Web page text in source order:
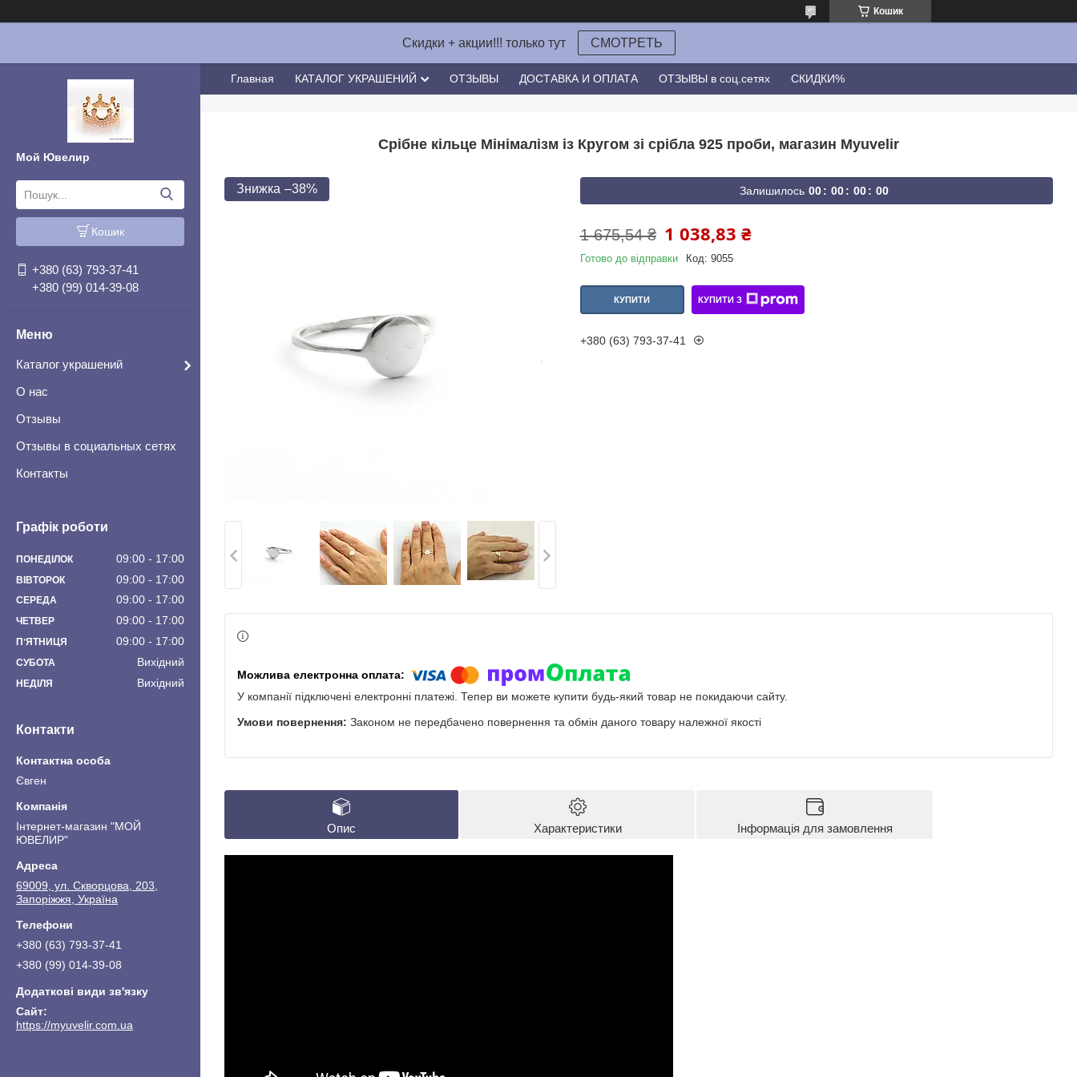
Кошик
Скидки + акции!!! только тут СМОТРЕТЬ
Мой Ювелир
Кошик
+380 (63) 793-37-41
+380 (99) 014-39-08
Каталог украшений
О нас
Отзывы
Отзывы в социальных сетях
Контакты
Графік роботи
ПОНЕДІЛОК 09:00 17:00
ВІВТОРОК 09:00 17:00
СЕРЕДА 09:00 17:00
ЧЕТВЕР 09:00 17:00
ПʼЯТНИЦЯ 09:00 17:00
СУБОТА Вихідний
НЕДІЛЯ Вихідний
Контакти
Євген
Інтернет-магазин "МОЙ
ЮВЕЛИР"
69009, ул. Скворцова, 203,
Запоріжжя, Україна
+380 (63) 793-37-41
+380 (99) 014-39-08
https://myuvelir.com.ua
Главная КАТАЛОГ УКРАШЕНИЙ ОТЗЫВЫ ДОСТАВКА И ОПЛАТА ОТЗЫВЫ в соц.сетях СКИДКИ%
Срібне кільце Мінімалізм із Кругом зі срібла 925 проби, магазин Myuvelir
–38% Залишилось 00 00 00 00
1 675,54 ₴ 1 038,83 ₴
Готово до відправки Код: 9055
КУПИТИ КУПИТИ З
+380 (63) 793-37-41
У компанії підключені електронні платежі. Тепер ви можете купити будь-який товар не покидаючи сайту.
Законом не передбачено повернення та обмін даного товару належної якості
Опис Характеристики Інформація для замовлення